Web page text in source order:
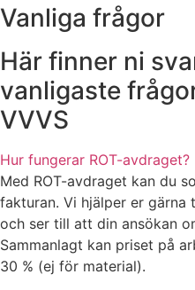
Vanliga frågor
Här finner ni
vanligaste
VVVS
Hur fungerar ROT-avdraget?
Med ROT-avdraget kan du
fakturan. Vi hjälper er
och ser till att din ansökan
Sammanlagt kan priset på
30 % (ej för material).